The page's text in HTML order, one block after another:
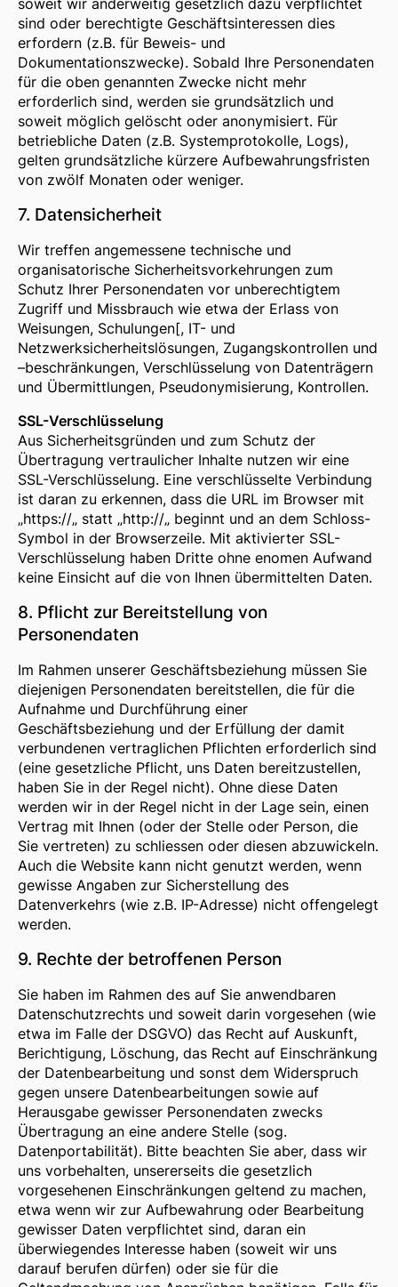
soweit wir anderweitig gesetzlich dazu verpflichtet
sind oder berechtigte Geschäftsinteressen dies
erfordern (z.B. für Beweis- und
Dokumentationszwecke). Sobald Ihre Personendaten
für die oben genannten Zwecke nicht mehr
erforderlich sind, werden sie grundsätzlich und
soweit möglich gelöscht oder anonymisiert. Für
betriebliche Daten (z.B. Systemprotokolle, Logs),
gelten grundsätzliche kürzere Aufbewahrungsfristen
von zwölf Monaten oder weniger.
7. Datensicherheit
Wir treffen angemessene technische und
organisatorische Sicherheitsvorkehrungen zum
Schutz Ihrer Personendaten vor unberechtigtem
Zugriff und Missbrauch wie etwa der Erlass von
Weisungen, Schulungen[, IT- und
Netzwerksicherheitslösungen, Zugangskontrollen und
–beschränkungen, Verschlüsselung von Datenträgern
und Übermittlungen, Pseudonymisierung, Kontrollen.
SSL-Verschlüsselung
Aus Sicherheitsgründen und zum Schutz der
Übertragung vertraulicher Inhalte nutzen wir eine
SSL-Verschlüsselung. Eine verschlüsselte Verbindung
ist daran zu erkennen, dass die URL im Browser mit
„https://„ statt „http://„ beginnt und an dem Schloss-
Symbol in der Browserzeile. Mit aktivierter SSL-
Verschlüsselung haben Dritte ohne enomen Aufwand
keine Einsicht auf die von Ihnen übermittelten Daten.
8. Pflicht zur Bereitstellung von
Personendaten
Im Rahmen unserer Geschäftsbeziehung müssen Sie
diejenigen Personendaten bereitstellen, die für die
Aufnahme und Durchführung einer
Geschäftsbeziehung und der Erfüllung der damit
verbundenen vertraglichen Pflichten erforderlich sind
(eine gesetzliche Pflicht, uns Daten bereitzustellen,
haben Sie in der Regel nicht). Ohne diese Daten
werden wir in der Regel nicht in der Lage sein, einen
Vertrag mit Ihnen (oder der Stelle oder Person, die
Sie vertreten) zu schliessen oder diesen abzuwickeln.
Auch die Website kann nicht genutzt werden, wenn
gewisse Angaben zur Sicherstellung des
Datenverkehrs (wie z.B. IP-Adresse) nicht offengelegt
werden.
9. Rechte der betroffenen Person
Sie haben im Rahmen des auf Sie anwendbaren
Datenschutzrechts und soweit darin vorgesehen (wie
etwa im Falle der DSGVO) das Recht auf Auskunft,
Berichtigung, Löschung, das Recht auf Einschränkung
der Datenbearbeitung und sonst dem Widerspruch
gegen unsere Datenbearbeitungen sowie auf
Herausgabe gewisser Personendaten zwecks
Übertragung an eine andere Stelle (sog.
Datenportabilität). Bitte beachten Sie aber, dass wir
uns vorbehalten, unsererseits die gesetzlich
vorgesehenen Einschränkungen geltend zu machen,
etwa wenn wir zur Aufbewahrung oder Bearbeitung
gewisser Daten verpflichtet sind, daran ein
überwiegendes Interesse haben (soweit wir uns
darauf berufen dürfen) oder sie für die